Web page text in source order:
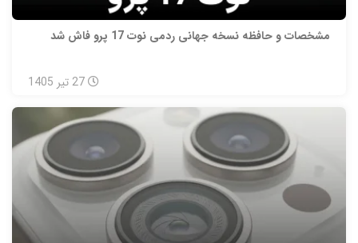
مشخصات و حافظه نسخه جهانی ردمی نوت 17 پرو فاش شد
27 تیر 1405